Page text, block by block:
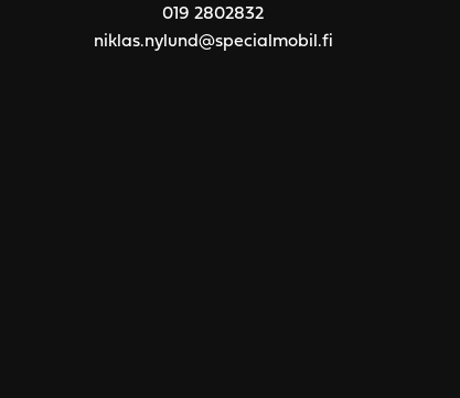
019 2802832
niklas.nylund@specialmobil.fi